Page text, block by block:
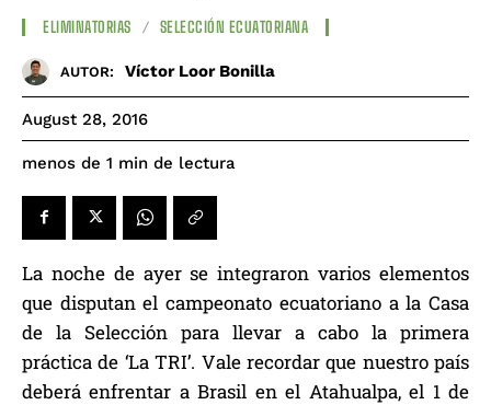
ELIMINATORIAS SELECCIÓN ECUATORIANA
AUTOR: Víctor Loor Bonilla
August 28, 2016
menos de 1 min de lectura
La noche de ayer se integraron varios elementos
que disputan el campeonato ecuatoriano a la Casa
de la Selección para llevar a cabo la primera
práctica de ‘La TRI’. Vale recordar que nuestro país
deberá enfrentar a Brasil en el Atahualpa, el 1 de